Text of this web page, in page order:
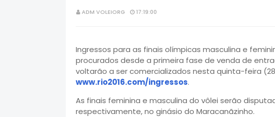
ADM VOLEIORG 17:19:00
Ingressos para as finais olímpicas masculina e
procurados desde a primeira fase de venda de
voltarão a ser comercializados nesta quinta-feira
www.rio2016.com/ingressos.
As finais feminina e masculina do vôlei serão
respectivamente, no ginásio do Maracanãzinho.